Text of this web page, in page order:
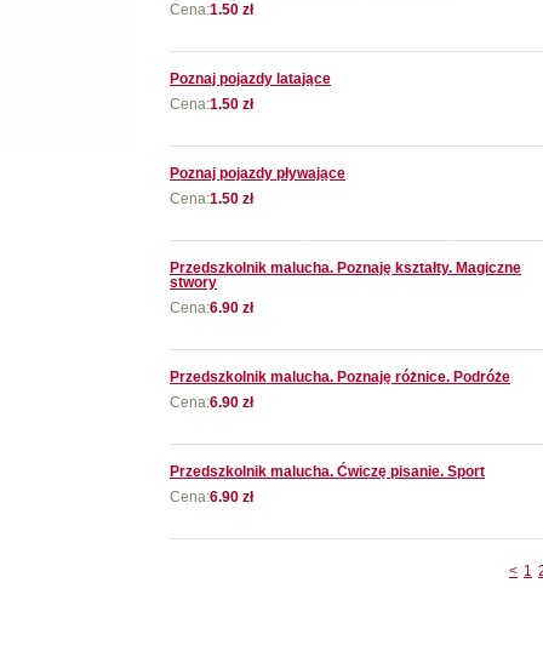
Cena:1.50 zł
Poznaj pojazdy latające
Cena:1.50 zł
Poznaj pojazdy pływające
Cena:1.50 zł
Przedszkolnik malucha. Poznaję kształty. Magiczne
stwory
Cena:6.90 zł
Przedszkolnik malucha. Poznaję różnice. Podróże
Cena:6.90 zł
Przedszkolnik malucha. Ćwiczę pisanie. Sport
Cena:6.90 zł
< 1